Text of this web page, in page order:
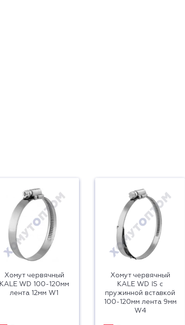
Хомут червячный
KALE WD 100-120мм
лента 12мм W1
Хомут червячный
KALE WD IS с
пружинной вставкой
100-120мм лента 9мм
W4